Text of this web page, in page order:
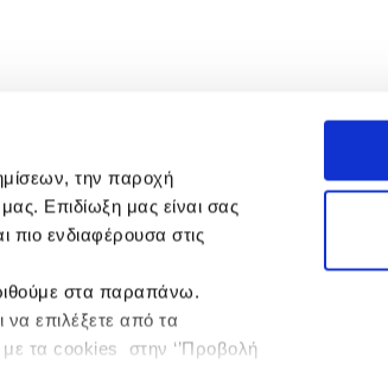
την παροχή
Επιδίωξη μας είναι σας
πιο ενδιαφέρουσα στις
στα παραπάνω.
επιλέξετε από τα
με τα cookies στην ‘’Προβολή